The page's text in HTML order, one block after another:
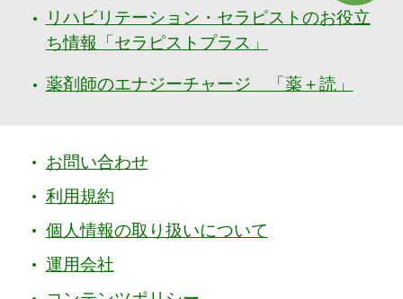
リハビリテーション・セラピストのお役立
ち情報「セラピストプラス」
薬剤師のエナジーチャージ 「薬＋読」
お問い合わせ
利用規約
個人情報の取り扱いについて
運用会社